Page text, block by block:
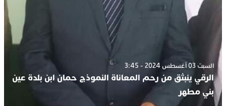
السبت 03 أغسطس 2024 - 3:45
الرقي ينبثق من رحم المعاناة النموذج حمان ابن بلدة عين
بني مطهر